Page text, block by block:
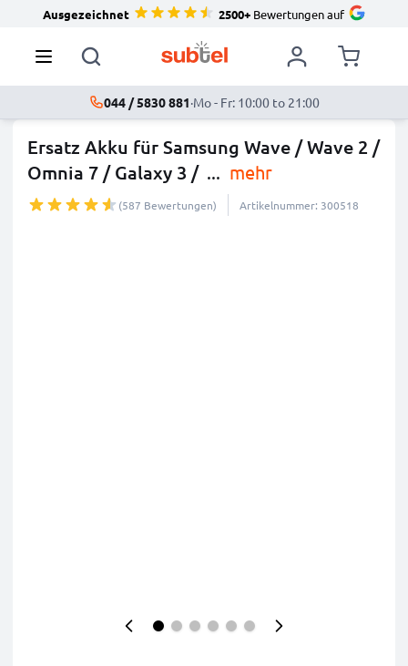
Ausgezeichnet 2500+Bewertungen auf
044 / 5830 881·Mo - Fr: 10:00 to 21:00
Ersatz Akku für Samsung Wave / Wave 2 /
Omnia 7 / Galaxy 3 / ... mehr
(587 Bewertungen) Artikelnummer: 300518